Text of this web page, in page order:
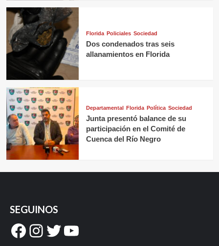
Florida Policiales Sociedad
Dos condenados tras seis
allanamientos en Florida
Departamental Florida Política Sociedad
Junta presentó balance de su
participación en el Comité de
Cuenca del Río Negro
SEGUINOS
Facebook
Instagram
Twitter
YouTube